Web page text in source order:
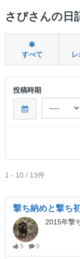
さぴさんの日
すべて
投稿時期
1 - 10 / 13件
撃ち納めと撃ち
5 0